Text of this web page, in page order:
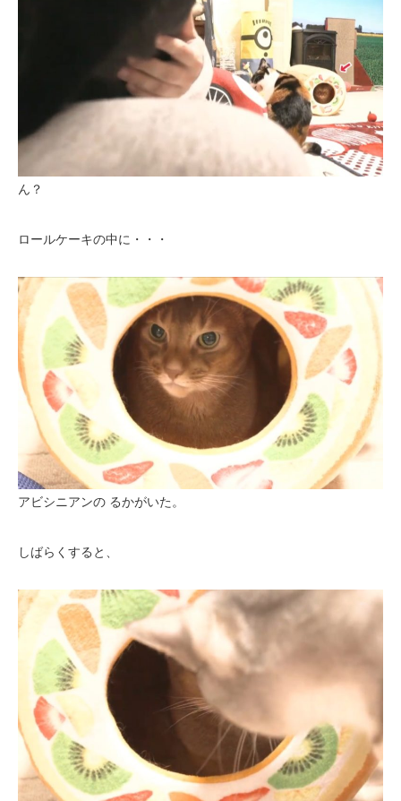
ん？
ロールケーキの中に・・・
アビシニアンの るかがいた。
しばらくすると、